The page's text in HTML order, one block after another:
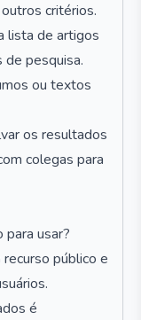
critérios.
lista de artigos
pesquisa.
ou textos
os resultados
colegas para
usar?
público e
é